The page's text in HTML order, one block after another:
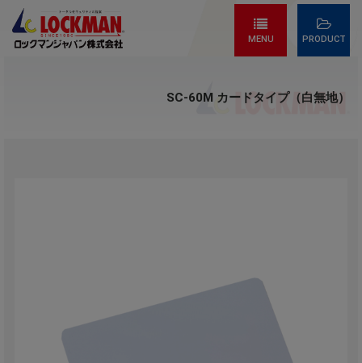
MENU PRODUCT
SC-60M カードタイプ（白無地）